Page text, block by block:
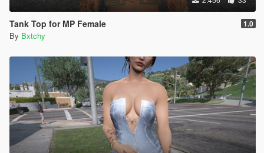
Tank Top for MP Female 1.0
By Bxtchy